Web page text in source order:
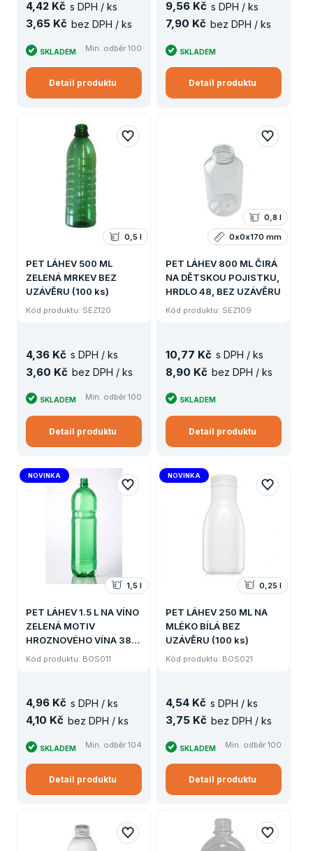
4,42 Kč s DPH / ks
3,65 Kč bez DPH / ks
SKLADEM Min. odběr 100
Detail produktu
9,56 Kč s DPH / ks
7,90 Kč bez DPH / ks
SKLADEM
Detail produktu
PET LÁHEV 500 ML
ZELENÁ MRKEV BEZ
UZÁVĚRU (100 ks)
Kód produktu: SEZ120
0,5 l
4, 36 Kč s DPH / ks
3 60 Kč bez DPH / ks
SKLADEM Min. odběr 100
Detail produktu
PET LÁHEV 800 ML ČIRÁ
NA DĚTSKOU POJISTKU,
HRDLO 48, BEZ UZÁVĚRU
Kód produktu: SEZ109
0,8 l
0x0x170 mm
10 77 Kč s DPH / ks
8 90 Kč bez DPH / ks
SKLADEM
Detail produktu
PET LÁHEV 1.5 L NA VÍNO
ZELENÁ MOTIV
HROZNOVÉHO VÍNA 38g
BEZ UZÁVĚRU (104 ks)
Kód produktu: BOS011
NOVINKA
1,5 l
4,96 Kč s DPH / ks
4,10 Kč bez DPH / ks
SKLADEM Min. odběr 104
Detail produktu
PET LÁHEV 250 ML NA
MLÉKO BÍLÁ BEZ
UZÁVĚRU (100 ks)
Kód produktu: BOS021
NOVINKA
0,25 l
4,54 Kč s DPH / ks
3,75 Kč bez DPH / ks
SKLADEM Min. odběr 100
Detail produktu